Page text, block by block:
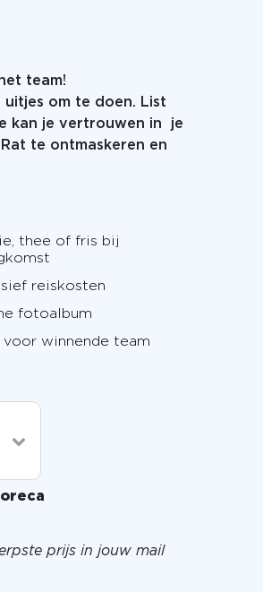
team!
uitjes om te doen. List
kan je vertrouwen in je
te ontmaskeren en
thee of fris bij
reiskosten
fotoalbum
voor winnende team
prijs in jouw mail